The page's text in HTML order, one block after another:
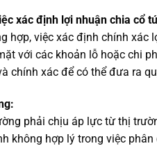
xác định lợi nhuận chia cổ
hợp, việc xác định chính xác
với các khoản lỗ hoặc chi
chính xác để có thể đưa ra
phải chịu áp lực từ thị
không hợp lý trong việc